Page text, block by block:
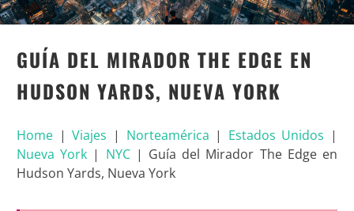
GUÍA DEL MIRADOR THE EDGE EN
HUDSON YARDS, NUEVA YORK
Home|Viajes | Norteamérica | Estados Unidos |
Nueva York | NYC| Guía del Mirador The Edge en
Hudson Yards, Nueva York